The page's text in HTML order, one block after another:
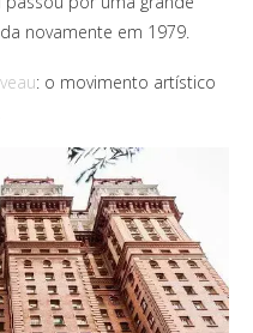
novamente em 1979.
: o movimento artístico